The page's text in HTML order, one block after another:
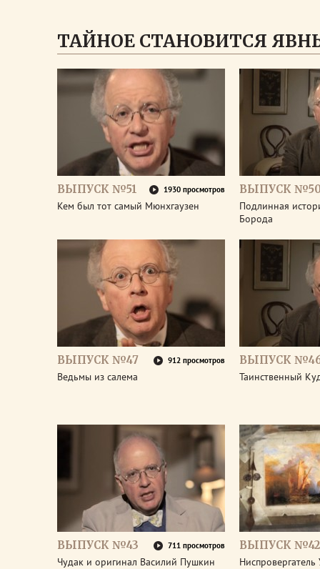
ТАЙНОЕ СТАНОВИТСЯ
ВЫПУСК №51 1930 просмотров
Кем был тот самый Мюнхгаузен
ВЫПУСК
Подлинная
Борода
ВЫПУСК №47 912 просмотров
Ведьмы из салема
ВЫПУСК
Таинственный
ВЫПУСК №43 711 просмотров
Чудак и оригинал Василий Пушкин
ВЫПУСК №42